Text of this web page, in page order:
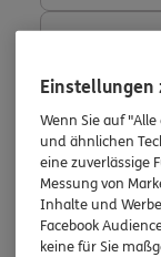
Fullstory
Einstellungen
Wenn Sie auf
und ähnlichen
eine zuverlässige
Messung von
Inhalte und
Facebook
keine für Sie